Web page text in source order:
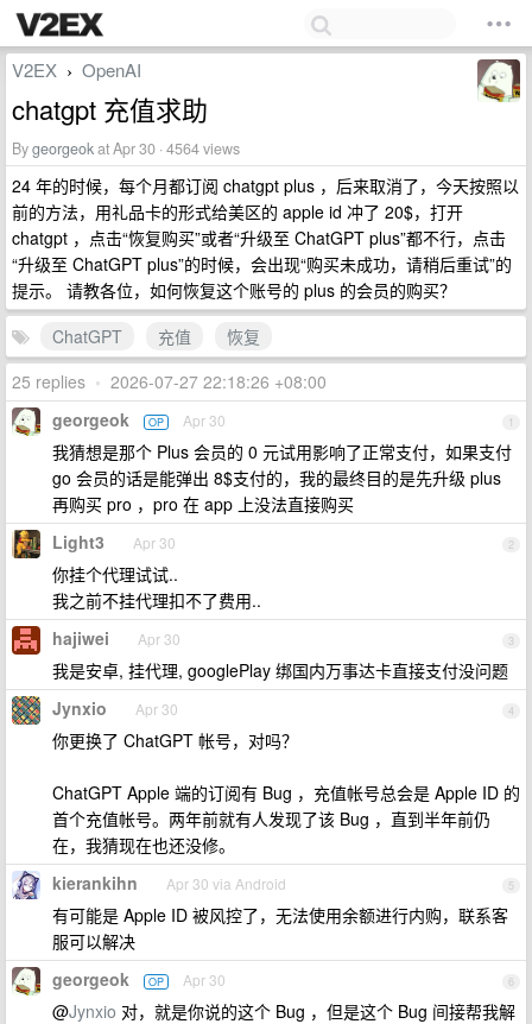
V2EX › OpenAI
chatgpt 充值求助
Bygeorgeokat Apr 30 · 4564 views
24 年的时候，每个月都订阅 chatgpt plus ，后来取消了，今天按照以
前的方法，用礼品卡的形式给美区的 apple id 冲了 20$，打开
chatgpt ，点击“恢复购买”或者“升级至 ChatGPT plus”都不行，点击
“升级至 ChatGPT plus”的时候，会出现“购买未成功，请稍后重试”的
提示。 请教各位，如何恢复这个账号的 plus 的会员的购买？
ChatGPT
充值
恢复
25 replies • 2026-07-27 22:18:26 +08:00
1
georgeok OP Apr 30
我猜想是那个 Plus 会员的 0 元试用影响了正常支付，如果支付
go 会员的话是能弹出 8$支付的，我的最终目的是先升级 plus
再购买 pro ，pro 在 app 上没法直接购买
2
Light3 Apr 30
你挂个代理试试..
我之前不挂代理扣不了费用..
3
hajiwei Apr 30
我是安卓, 挂代理, googlePlay 绑国内万事达卡直接支付没问题
4
Jynxio Apr 30
你更换了 ChatGPT 帐号，对吗？
ChatGPT Apple 端的订阅有 Bug ，充值帐号总会是 Apple ID 的
首个充值帐号。两年前就有人发现了该 Bug ，直到半年前仍
在，我猜现在也还没修。
5
kierankihn Apr 30 via Android
有可能是 Apple ID 被风控了，无法使用余额进行内购，联系客
服可以解决
6
georgeok OP Apr 30
@Jynxio 对，就是你说的这个 Bug ，但是这个 Bug 间接帮我解